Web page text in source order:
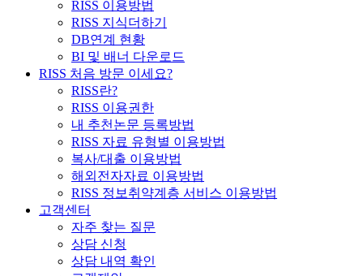
RISS 이용방법
RISS 지식더하기
DB연계 현황
BI 및 배너 다운로드
RISS 처음 방문 이세요?
RISS란?
RISS 이용권한
내 추천논문 등록방법
RISS 자료 유형별 이용방법
복사/대출 이용방법
해외전자자료 이용방법
RISS 정보취약계층 서비스 이용방법
고객센터
자주 찾는 질문
상담 신청
상담 내역 확인